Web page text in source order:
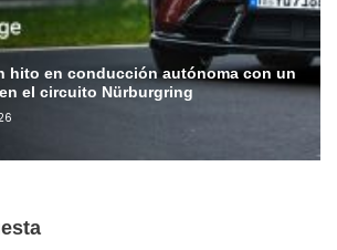
hito en conducción autónoma con un
el circuito Nürburgring